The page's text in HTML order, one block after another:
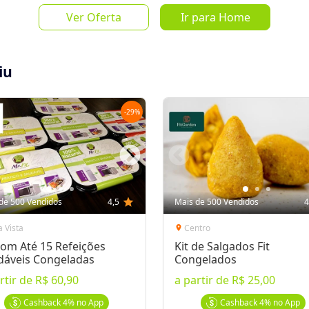
Ver Oferta Ir para Home
Salvar Oferta favorite_border
Inscrever-se
o número do voucher no momento do
deR$ 33,00
-29%
500 Vendidos 4,5 star
Vista
Até 15 Refeições
Congeladas
de R$ 60,90
Cashback4%no App
Mais de 500 Vendidos
location_on Centro
Kit de Salgados Fit
Congelados
a partir de R$ 25,00
Cashback4%no App